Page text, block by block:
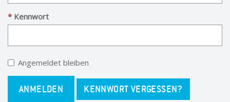
Kennwort
Angemeldet bleiben
ANMELDEN KENNWORT VERGESSEN?